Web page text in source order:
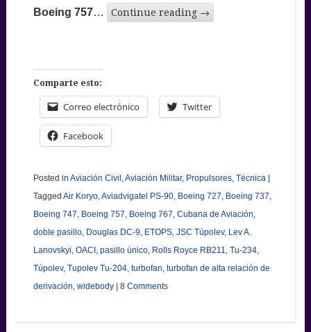
Boeing 757… Continue reading →
Comparte esto:
Correo electrónico Twitter
Facebook
Posted in Aviación Civil ,Aviación Militar, Propulsores, Técnica
Tagged Air Koryo,Aviadvigatel PS-90, Boeing 727, Boeing 737,
Boeing 747, Boeing 757, Boeing 767, Cubana de Aviación,
doble pasillo, Douglas DC-9, ETOPS, JSC Túpolev, Lev A.
Lanovskyi, OACI , pasillo único, Rolls Royce RB211, Tu-234,
Túpolev, Tupolev Tu-204, turbofan, turbofan de alta relación de
derivación, widebody 8 Comments